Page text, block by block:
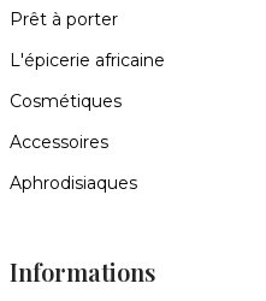
Prêt à porter
L'épicerie africaine
Cosmétiques
Accessoires
Aphrodisiaques
Informations